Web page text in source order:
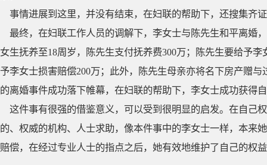
事情进展到这里，并没有结束，在妇联的帮助下，还搜集齐
最终，在妇联工作人员的调解下，李女士与陈先生和平离婚
女生抚养至18周岁，陈先生支付抚养费300万；陈先生要给予
予李女士损害赔偿200万；此外，陈先生母亲亦将名下房产赠
的离婚事件成功落下帷幕，在妇联的帮助下，李女士成功获得
这件事有很强的借鉴意义，可以受到很明显的启发。在自己
的、权威的机构、人士求助，像本件事中的李女士一样，本来
赔偿，在经过专业人士的指点之后，她有效地维护了自己的权